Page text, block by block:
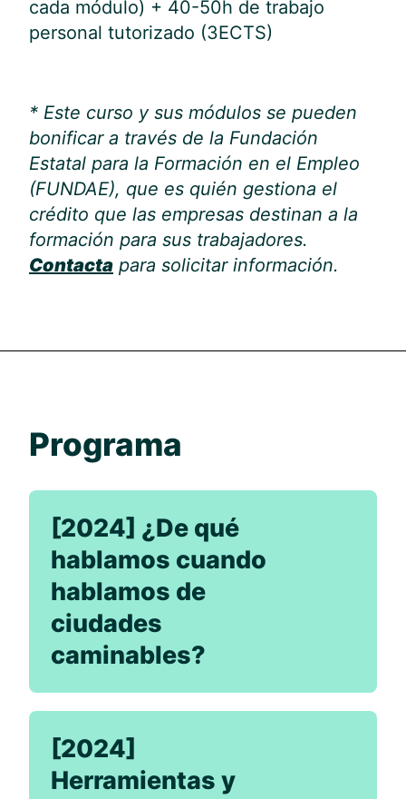
cada módulo) + 40-50h de trabajo
personal tutorizado (3ECTS)
* Este curso y sus módulos se pueden
bonificar a través de la Fundación
Estatal para la Formación en el Empleo
(FUNDAE), que es quién gestiona el
crédito que las empresas destinan a la
formación para sus trabajadores.
Contacta para solicitar información.
Programa
[2024] ¿De qué
hablamos cuando
hablamos de
ciudades
caminables?
[2024]
Herramientas y